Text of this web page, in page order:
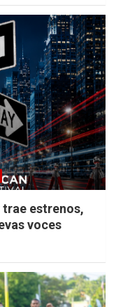
trae estrenos,
voces